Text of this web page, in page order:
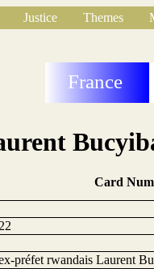
Justice Themes
France
Card
préfet rwandais Laurent